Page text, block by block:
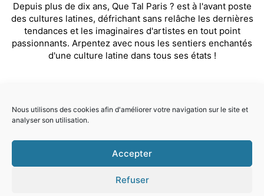
Depuis plus de dix ans, Que Tal Paris ? est à l'avant poste
des cultures latines, défrichant sans relâche les dernières
tendances et les imaginaires d'artistes en tout point
passionnants. Arpentez avec nous les sentiers enchantés
d'une culture latine dans tous ses états !
© Que Tal Paris ? 2026
Nous utilisons des cookies afin d'améliorer votre navigation sur le site et
analyser son utilisation.
Accepter
Refuser